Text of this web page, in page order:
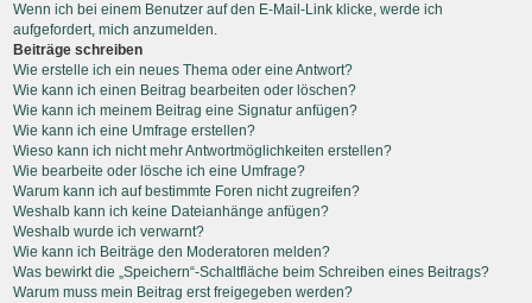
Wenn ich bei einem Benutzer auf den E-Mail-Link klicke, werde ich
aufgefordert, mich anzumelden.
Beiträge schreiben
Wie erstelle ich ein neues Thema oder eine Antwort?
Wie kann ich einen Beitrag bearbeiten oder löschen?
Wie kann ich meinem Beitrag eine Signatur anfügen?
Wie kann ich eine Umfrage erstellen?
Wieso kann ich nicht mehr Antwortmöglichkeiten erstellen?
Wie bearbeite oder lösche ich eine Umfrage?
Warum kann ich auf bestimmte Foren nicht zugreifen?
Weshalb kann ich keine Dateianhänge anfügen?
Weshalb wurde ich verwarnt?
Wie kann ich Beiträge den Moderatoren melden?
Was bewirkt die „Speichern“-Schaltfläche beim Schreiben eines Beitrags?
Warum muss mein Beitrag erst freigegeben werden?